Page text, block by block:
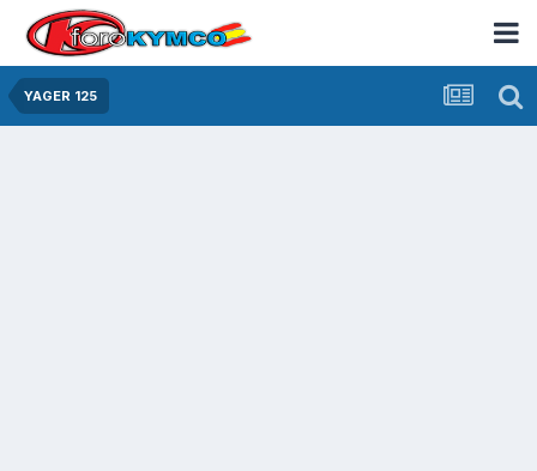
YAGER 125